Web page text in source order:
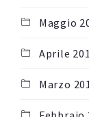
Maggio
Aprile
Marzo